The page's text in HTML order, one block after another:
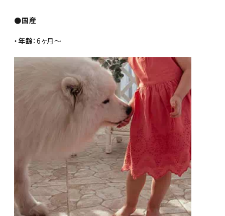
●国産
・年齢：6ヶ月～